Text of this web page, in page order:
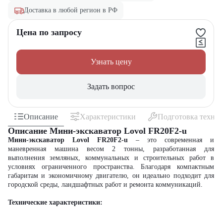
Доставка в любой регион в РФ
Цена по запросу
Узнать цену
Задать вопрос
Описание Характеристики Подготовка
Описание Мини-экскаватор Lovol FR20F2-u
Мини-экскаватор Lovol FR20F2-u – это современная и
маневренная машина весом 2 тонны, разработанная для
выполнения земляных, коммунальных и строительных работ в
условиях ограниченного пространства. Благодаря компактным
габаритам и экономичному двигателю, он идеально подходит для
городской среды, ландшафтных работ и ремонта коммуникаций.
Технические характеристики: